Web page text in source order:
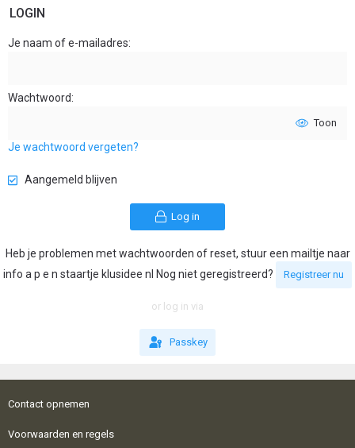
LOGIN
Je naam of e-mailadres
Wachtwoord
Toon
Je wachtwoord vergeten?
Aangemeld blijven
Log in
Heb je problemen met wachtwoorden of reset, stuur een mailtje naar
info a p e n staartje klusidee nl Nog niet geregistreerd?
Registreer nu
or log in via
Passkey
Contact opnemen
Voorwaarden en regels